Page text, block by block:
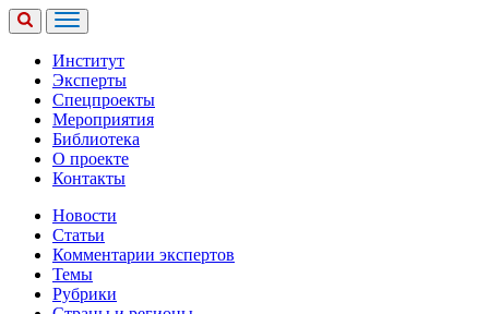
Институт
Эксперты
Спецпроекты
Мероприятия
Библиотека
О проекте
Контакты
Новости
Статьи
Комментарии экспертов
Темы
Рубрики